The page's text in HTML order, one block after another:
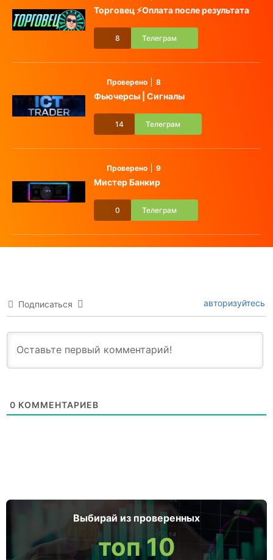
Торговец ⚡️Оплата после результата
8 Телеграм
Проверено 8
Фьючерсы | Сигналы
14 Телеграм
Проверено 9
Мистер Банкир
0 Телеграм
Подписаться авторизуйтесь
0 КОММЕНТАРИЕВ
Выбирай из проверенных
топ 10